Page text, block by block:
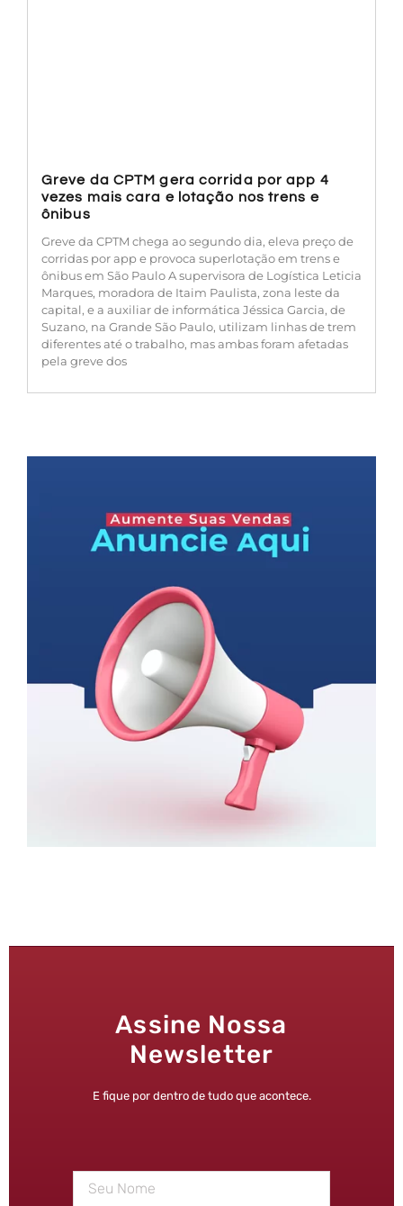
Greve da CPTM gera corrida por app 4
vezes mais cara e lotação nos trens e
ônibus
Greve da CPTM chega ao segundo dia, eleva preço de
corridas por app e provoca superlotação em trens e
ônibus em São Paulo A supervisora de Logística Leticia
Marques, moradora de Itaim Paulista, zona leste da
capital, e a auxiliar de informática Jéssica Garcia, de
Suzano, na Grande São Paulo, utilizam linhas de trem
diferentes até o trabalho, mas ambas foram afetadas
pela greve dos
Assine Nossa
Newsletter
E fique por dentro de tudo que acontece.